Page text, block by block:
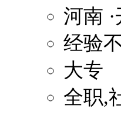
河南
经验
大专
全职,